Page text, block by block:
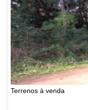
Terrenos à venda